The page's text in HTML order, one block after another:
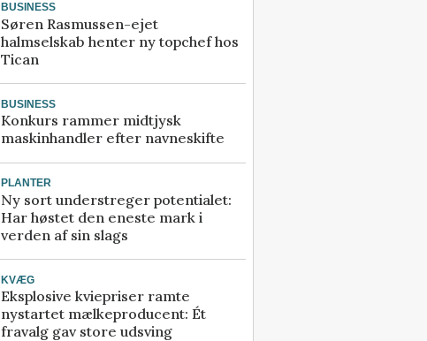
BUSINESS
Søren Rasmussen-ejet
halmselskab henter ny topchef hos
Tican
BUSINESS
Konkurs rammer midtjysk
maskinhandler efter navneskifte
PLANTER
Ny sort understreger potentialet:
Har høstet den eneste mark i
verden af sin slags
KVÆG
Eksplosive kviepriser ramte
nystartet mælkeproducent: Ét
fravalg gav store udsving